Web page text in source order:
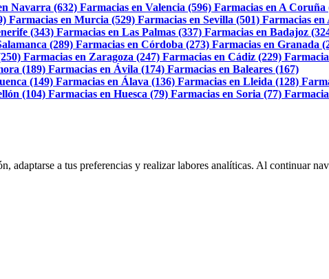
Navarra (632) Farmacias en Valencia (596) Farmacias en A Coruña
Farmacias en Murcia (529) Farmacias en Sevilla (501) Farmacias en
(343) Farmacias en Las Palmas (337) Farmacias en Badajoz
(289) Farmacias en Córdoba (273) Farmacias en Granada
Farmacias en Zaragoza (247) Farmacias en Cádiz (229)
(189) Farmacias en Ávila (174) Farmacias en Baleares (167)
(149) Farmacias en Álava (136) Farmacias en Lleida (128)
(104) Farmacias en Huesca (79) Farmacias en Soria (77)
a tus preferencias y realizar labores analíticas. Al continuar